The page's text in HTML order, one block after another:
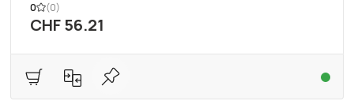
0 (0)
CHF 56.21